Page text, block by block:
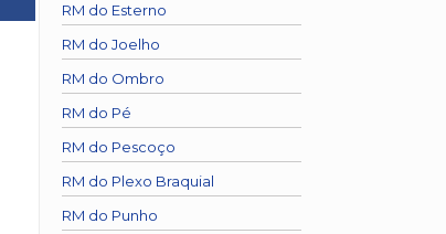
RM do Esterno
RM do Joelho
RM do Ombro
RM do Pé
RM do Pescoço
RM do Plexo Braquial
RM do Punho